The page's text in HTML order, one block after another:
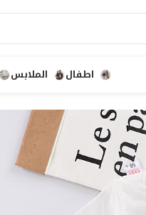
اطفال
الملابس